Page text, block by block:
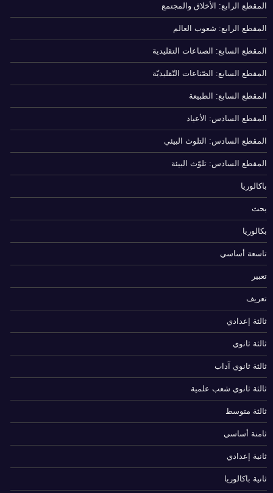
المقطع الرابع: الأخلاق والمجتمع
المقطع الرابع: شعوب العالم
المقطع السابع: الصناعات التقليدية
المقطع السابع: الصّناعات التّقليديّة
المقطع السابع: الطبيعة
المقطع السادس: الأعياد
المقطع السادس: التلوث البيئي
المقطع السادس: تلوّث البيئة
باكالوريا
بحث
بكالوريا
تاسعة أساسي
تعبير
تعريف
ثالثة إعدادي
ثالثة ثانوي
ثالثة ثانوي آداب
ثالثة ثانوي شعب علمية
ثالثة متوسط
ثامنة أساسي
ثانية إعدادي
ثانية باكالوريا